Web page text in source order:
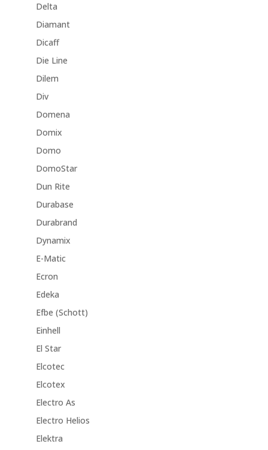
Delta
Diamant
Dicaff
Die Line
Dilem
Div
Domena
Domix
Domo
DomoStar
Dun Rite
Durabase
Durabrand
Dynamix
E-Matic
Ecron
Edeka
Efbe (Schott)
Einhell
El Star
Elcotec
Elcotex
Electro As
Electro Helios
Elektra